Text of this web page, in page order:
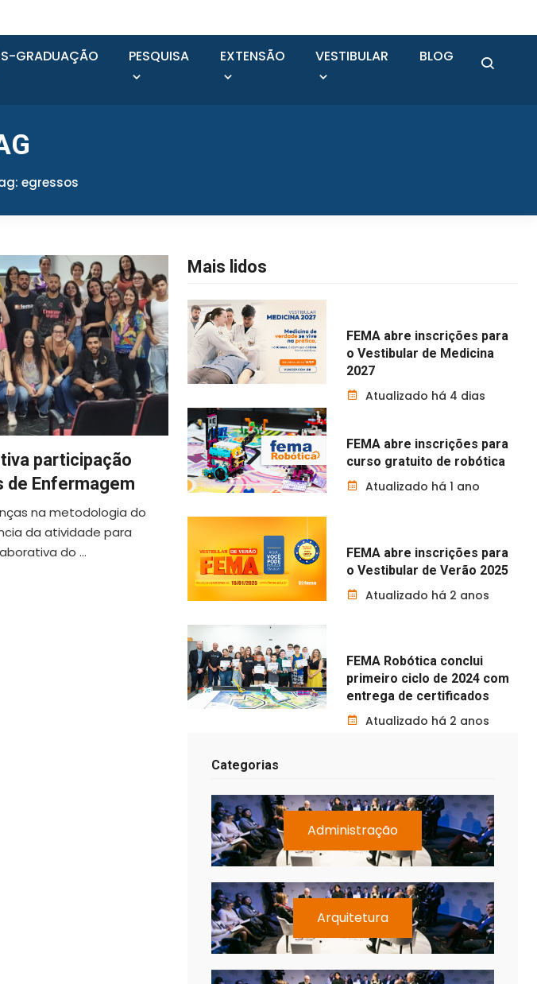
GRADUAÇÃO PESQUISA EXTENSÃO VESTIBULAR BLOG
egressos
participação
de Enfermagem
na metodologia do
da atividade para
do ...
Mais lidos
FEMA abre inscrições para
o Vestibular de Medicina
2027
Atualizado há 4 dias
FEMA abre inscrições para
curso gratuito de robótica
Atualizado há 1 ano
FEMA abre inscrições para
o Vestibular de Verão 2025
Atualizado há 2 anos
FEMA Robótica conclui
primeiro ciclo de 2024 com
entrega de certificados
Atualizado há 2 anos
Categorias
Administração
Arquitetura